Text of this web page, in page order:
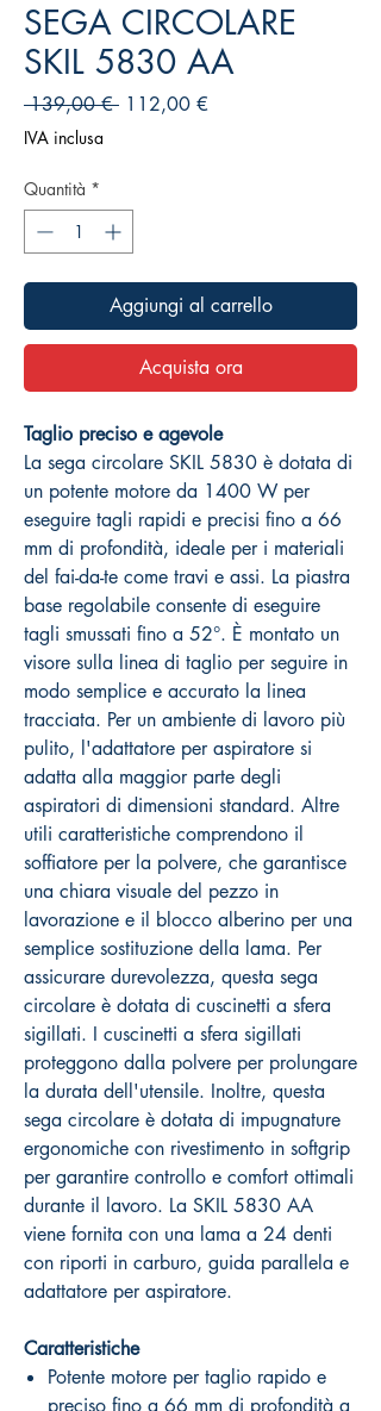
SEGA CIRCOLARE
SKIL 5830 AA
139,00 € Prezzo
112,00 €Prezzo
IVA inclusa
Quantità *
Aggiungi al carrello
Acquista ora
Taglio preciso e agevole
La sega circolare SKIL 5830 è dotata di
un potente motore da 1400 W per
eseguire tagli rapidi e precisi fino a 66
mm di profondità, ideale per i materiali
del fai-da-te come travi e assi. La piastra
base regolabile consente di eseguire
tagli smussati fino a 52°. È montato un
visore sulla linea di taglio per seguire in
modo semplice e accurato la linea
tracciata. Per un ambiente di lavoro più
pulito, l'adattatore per aspiratore si
adatta alla maggior parte degli
aspiratori di dimensioni standard. Altre
utili caratteristiche comprendono il
soffiatore per la polvere, che garantisce
una chiara visuale del pezzo in
lavorazione e il blocco alberino per una
semplice sostituzione della lama. Per
assicurare durevolezza, questa sega
circolare è dotata di cuscinetti a sfera
sigillati. I cuscinetti a sfera sigillati
proteggono dalla polvere per prolungare
la durata dell'utensile. Inoltre, questa
sega circolare è dotata di impugnature
ergonomiche con rivestimento in softgrip
per garantire controllo e comfort ottimali
durante il lavoro. La SKIL 5830 AA
viene fornita con una lama a 24 denti
con riporti in carburo, guida parallela e
adattatore per aspiratore.
Caratteristiche
Potente motore per taglio rapido e
preciso fino a 66 mm di profondità a